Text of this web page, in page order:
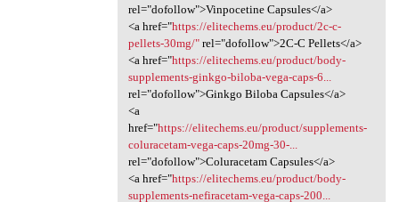
rel="dofollow">Vinpocetine Capsules</a>
<a href="https://elitechems.eu/product/2c-c-
pellets-30mg/"rel="dofollow">2C-C Pellets</a>
<a href="https://elitechems.eu/product/body-
supplements-ginkgo-biloba-vega-caps-6...
rel="dofollow">Ginkgo Biloba Capsules</a>
<a
href="https://elitechems.eu/product/supplements-
coluracetam-vega-caps-20mg-30-...
rel="dofollow">Coluracetam Capsules</a>
<a href="https://elitechems.eu/product/body-
supplements-nefiracetam-vega-caps-200...